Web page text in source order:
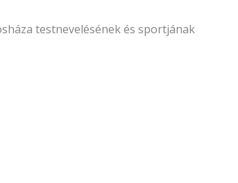
testnevelésének és sportjának